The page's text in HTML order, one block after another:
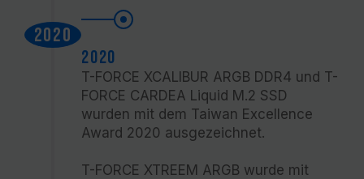
2020
2020
T-FORCE XCALIBUR ARGB DDR4 und T-
FORCE CARDEA Liquid M.2 SSD
wurden mit dem Taiwan Excellence
Award 2020 ausgezeichnet.
T-FORCE XTREEM ARGB wurde mit